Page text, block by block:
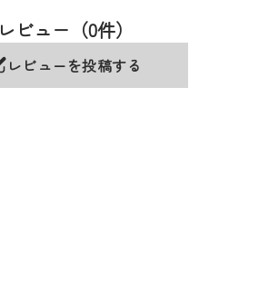
レビュー（0件）
レビューを投稿する